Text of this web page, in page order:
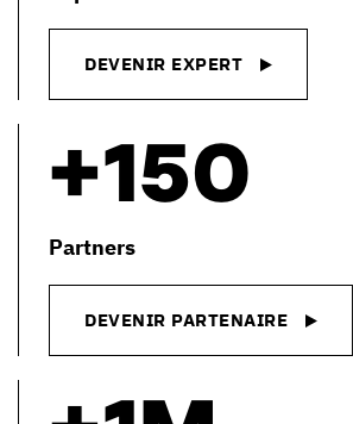
DEVENIR EXPERT
+150
Partners
DEVENIR PARTENAIRE